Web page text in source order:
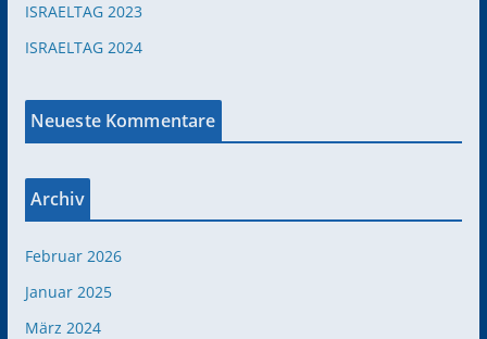
ISRAELTAG 2023
ISRAELTAG 2024
Neueste Kommentare
Archiv
Februar 2026
Januar 2025
März 2024